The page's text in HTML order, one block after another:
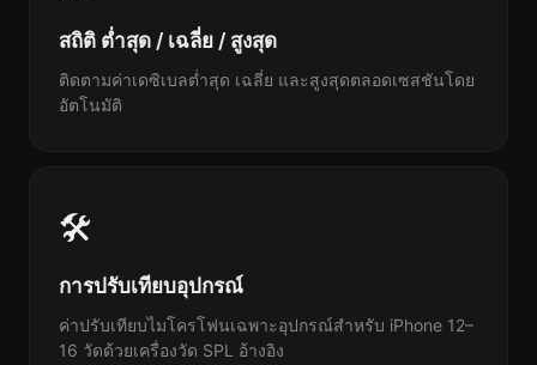
สถิติ ต่ำสุด / เฉลี่ย / สูงสุด
ติดตามค่าเดซิเบลต่ำสุด เฉลี่ย และสูงสุดตลอดเซสชันโดย
อัตโนมัติ
🛠
การปรับเทียบอุปกรณ์
ค่าปรับเทียบไมโครโฟนเฉพาะอุปกรณ์สำหรับ iPhone 12–
16 วัดด้วยเครื่องวัด SPL อ้างอิง